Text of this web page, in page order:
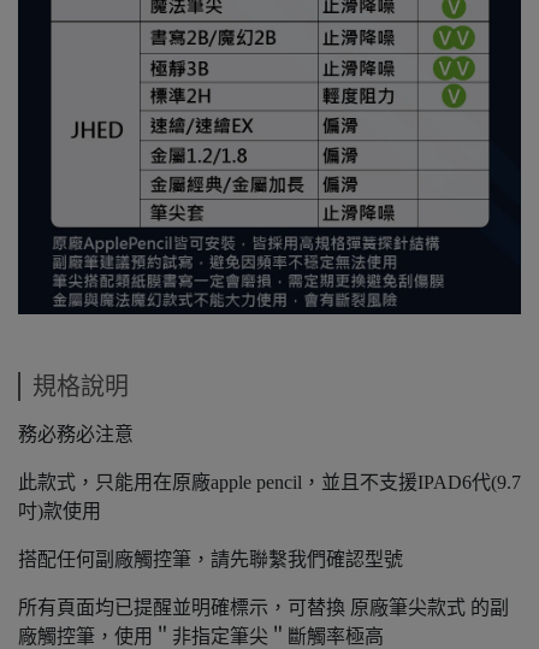
規格說明
務必務必注意
此款式，只能用在原廠apple pencil，並且不支援IPAD6代(9.7
吋)款使用
搭配任何副廠觸控筆，請先聯繫我們確認型號
所有頁面均已提醒並明確標示，可替換 原廠筆尖款式 的副
廠觸控筆，使用＂非指定筆尖＂斷觸率極高